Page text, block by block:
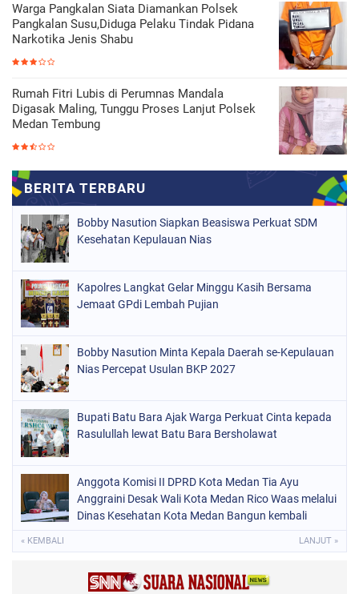
Warga Pangkalan Siata Diamankan Polsek
Pangkalan Susu,Diduga Pelaku Tindak Pidana
Narkotika Jenis Shabu
Rumah Fitri Lubis di Perumnas Mandala
Digasak Maling, Tunggu Proses Lanjut Polsek
Medan Tembung
Bobby Nasution Siapkan Beasiswa Perkuat SDM
Kesehatan Kepulauan Nias
Kapolres Langkat Gelar Minggu Kasih Bersama
Jemaat GPdi Lembah Pujian
Bobby Nasution Minta Kepala Daerah se-Kepulauan
Nias Percepat Usulan BKP 2027
Bupati Batu Bara Ajak Warga Perkuat Cinta kepada
Rasulullah lewat Batu Bara Bersholawat
Anggota Komisi II DPRD Kota Medan Tia Ayu
Anggraini Desak Wali Kota Medan Rico Waas melalui
Dinas Kesehatan Kota Medan Bangun kembali
« KEMBALI LANJUT »